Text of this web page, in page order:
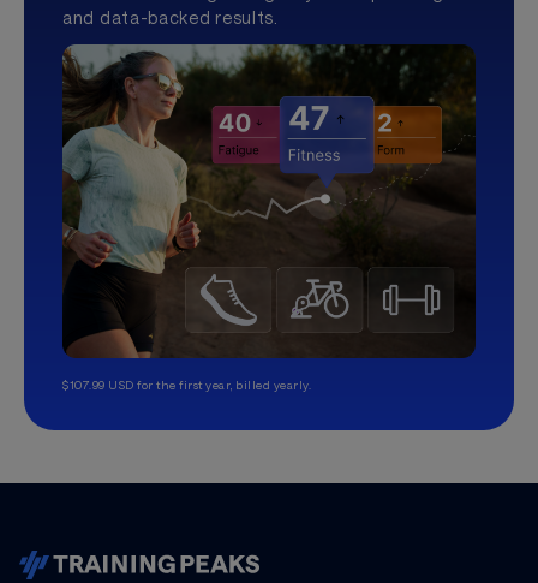
and data-backed results.
$107.99 USD for the first year, billed yearly.